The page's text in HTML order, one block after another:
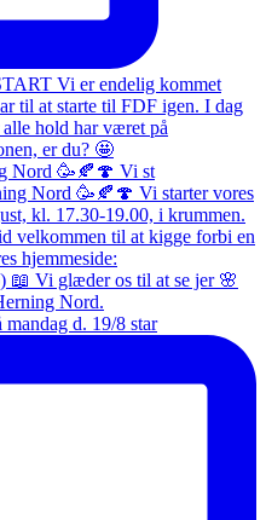
Nord 🥳🍂🍄 Vi st
d. 19/8 star